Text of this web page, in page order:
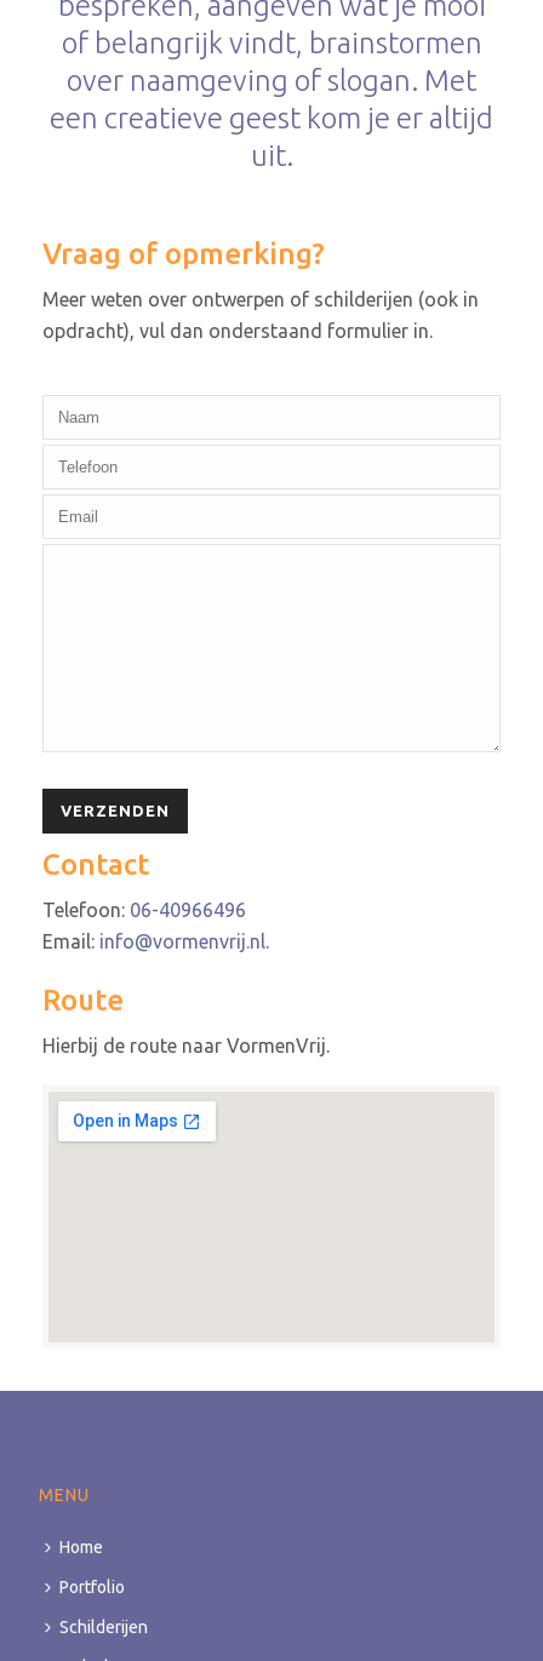
of belangrijk vindt, brainstormen
over naamgeving of slogan. Met
een creatieve geest kom je er altijd
uit.
Vraag of opmerking?
Meer weten over ontwerpen of schilderijen (ook in
opdracht), vul dan onderstaand formulier in.
Contact
Telefoon: 06-40966496
Email: info@vormenvrij.nl.
Route
Hierbij de route naar VormenVrij.
MENU
Home
Portfolio
Schilderijen